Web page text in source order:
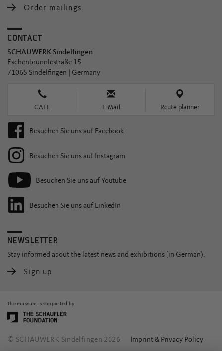
Order mailings
CONTACT
SCHAUWERK Sindelfingen
Eschenbrünnlestraße 15
71065 Sindelfingen | Germany
CALL E-Mail Route planner
Besuchen Sie uns auf Facebook
Besuchen Sie uns auf Instagram
Besuchen Sie uns auf Youtube
Besuchen Sie uns auf LinkedIn
NEWSLETTER
Stay informed about the latest news and exhibitions (in German).
Sign up
The museum is supported by:
© SCHAUWERK Sindelfingen 2026 Imprint & Privacy Policy